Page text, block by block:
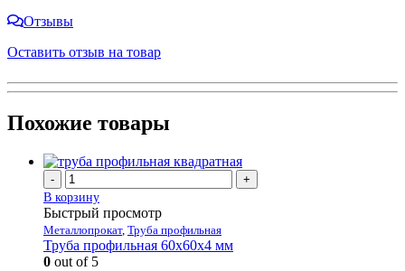
Отзывы
Оставить отзыв на товар
Похожие товары
-
+
В корзину
Быстрый просмотр
Металлопрокат, Труба профильная
Труба профильная 60х60х4 мм
0 out of 5